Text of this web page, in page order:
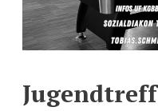
Jugendtreff